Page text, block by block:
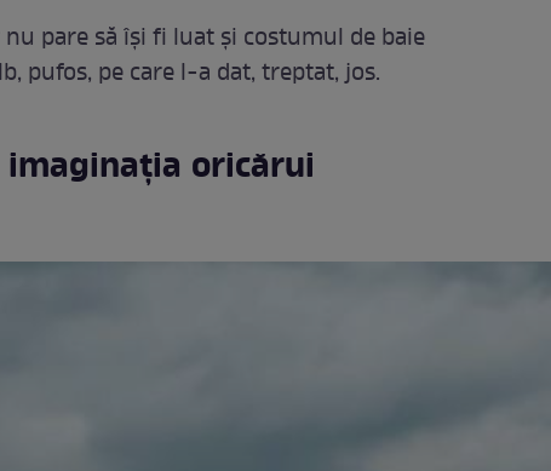
pare să își fi luat și costumul de baie
pufos, pe care l-a dat, treptat, jos.
oricărui